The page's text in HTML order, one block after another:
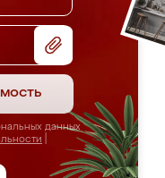
данных